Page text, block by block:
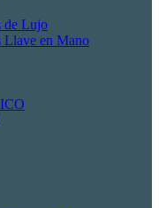
de Lujo
Llave en Mano